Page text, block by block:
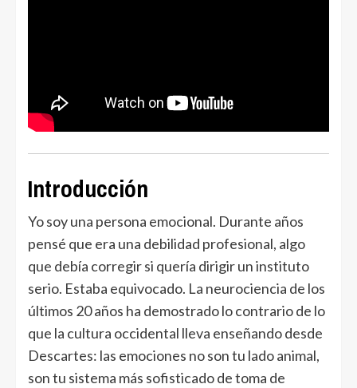
Introducción
Yo soy una persona emocional. Durante años
pensé que era una debilidad profesional, algo
que debía corregir si quería dirigir un instituto
serio. Estaba equivocado. La neurociencia de los
últimos 20 años ha demostrado lo contrario de lo
que la cultura occidental lleva enseñando desde
Descartes: las emociones no son tu lado animal,
son tu sistema más sofisticado de toma de